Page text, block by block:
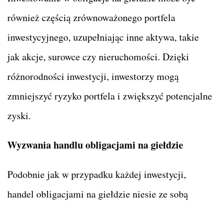
również częścią zrównoważonego portfela
inwestycyjnego, uzupełniając inne aktywa, takie
jak akcje, surowce czy nieruchomości. Dzięki
różnorodności inwestycji, inwestorzy mogą
zmniejszyć ryzyko portfela i zwiększyć potencjalne
zyski.
Wyzwania handlu obligacjami na giełdzie
Podobnie jak w przypadku każdej inwestycji,
handel obligacjami na giełdzie niesie ze sobą